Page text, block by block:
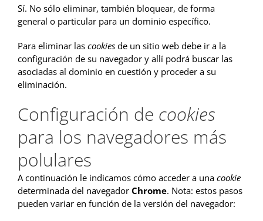
Sí. No sólo eliminar, también bloquear, de forma
general o particular para un dominio específico.
Para eliminar las cookies de un sitio web debe ir a la
configuración de su navegador y allí podrá buscar las
asociadas al dominio en cuestión y proceder a su
eliminación.
Configuración de cookies
para los navegadores más
polulares
A continuación le indicamos cómo acceder a una cookie
determinada del navegador Chrome. Nota: estos pasos
pueden variar en función de la versión del navegador: